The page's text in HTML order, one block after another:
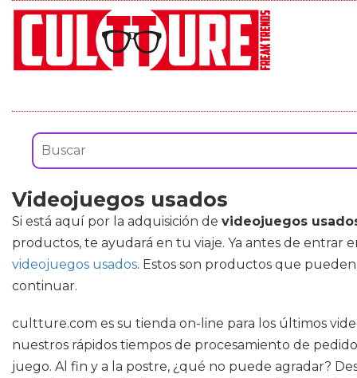
Videojuegos usados
Si está aquí por la adquisición de videojuegos
productos, te ayudará en tu viaje. Ya antes de entrar
videojuegos usados. Estos son productos que
continuar.
cultture.com es su tienda on-line para los últimos
nuestros rápidos tiempos de procesamiento de
juego. Al fin y a la postre, ¿qué no puede agradar?